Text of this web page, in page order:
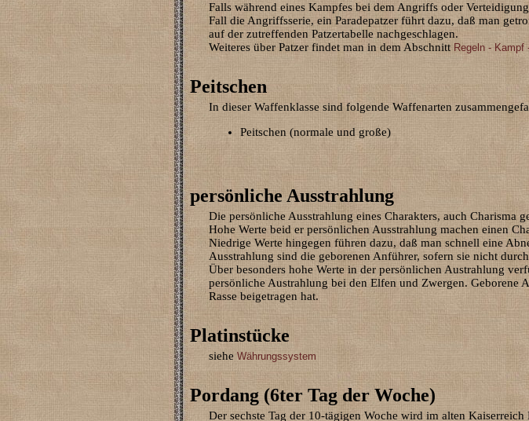
Falls während eines Kampfes bei dem Angriffs oder
Fall die Angriffsserie, ein Paradepatzer führt dazu, daß man
auf der zutreffenden Patzertabelle nachgeschlagen.
Weiteres über Patzer findet man in dem Abschnitt Regeln - Kampf
Peitschen
In dieser Waffenklasse sind folgende Waffenarten
Peitschen (normale und große)
persönliche Ausstrahlung
Die persönliche Ausstrahlung eines Charakters, auch Charisma
Hohe Werte beid er persönlichen Ausstrahlung machen einen
Niedrige Werte hingegen führen dazu, daß man schnell eine
Ausstrahlung sind die geborenen Anführer, sofern sie nicht
Über besonders hohe Werte in der persönlichen Austrahlung
persönliche Austrahlung bei den Elfen und Zwergen. Geborene
Rasse beigetragen hat.
Platinstücke
siehe Währungssystem
Pordang (6ter Tag der Woche)
Der sechste Tag der 10-tägigen Woche wird im alten Kaiserreich